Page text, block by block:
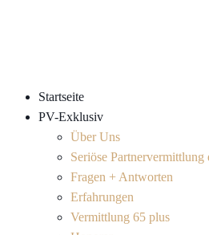
Startseite
PV-Exklusiv
Über Uns
Seriöse Partnervermittlung
Fragen + Antworten
Erfahrungen
Vermittlung 65 plus